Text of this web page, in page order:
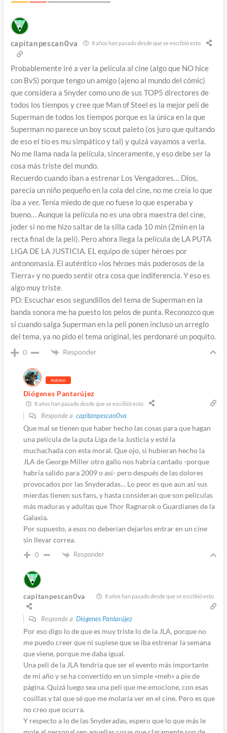
capitanpescan0va 8 años han pasado desde que se escribió esto
Probablemente iré a ver la película al cine (algo que NO hice
con BvS) porque tengo un amigo (ajeno al mundo del cómic)
que considera a Snyder como uno de sus TOP5 directores de
todos los tiempos y cree que Man of Steel es la mejor peli de
Superman de todos los tiempos porque es la única en la que
Superman no parece un boy scout paleto (os juro que quitando
de eso el tío es mu simpático y tal) y quizá vayamos a verla.
No me llama nada la película, sinceramente, y eso debe ser la
cosa más triste del mundo.
Recuerdo cuando iban a estrenar Los Vengadores… Dios,
parecía un niño pequeño en la cola del cine, no me creía lo que
iba a ver. Tenía miedo de que no fuese lo que esperaba y
bueno… Aunque la película no es una obra maestra del cine,
joder si no me hizo saltar de la silla cada 10 min (2min en la
recta final de la peli). Pero ahora llega la película de LA PUTA
LIGA DE LA JUSTICIA. EL equipo de súper héroes por
antonomasia. El auténtico «los héroes más poderosos de la
Tierra» y no puedo sentir otra cosa que indiferencia. Y eso es
algo muy triste.
PD: Escuchar esos segundillos del tema de Superman en la
banda sonora me ha puesto los pelos de punta. Reconozco que
si cuando salga Superman en la peli ponen incluso un arreglo
del tema, ya no pido el tema original, les perdonaré un poquito.
0 Responder
Admin
Diógenes Pantarújez
8 años han pasado desde que se escribió esto
Responde a capitanpescan0va
Que mal se tienen que haber hecho las cosas para que hagan
una película de la puta Liga de la Justicia y esté la
muchachada con esta moral. Que ojo, si hubieran hecho la
JLA de George Miller otro gallo nos habría cantado -porque
habría salido para 2009 o así- pero después de las dolores
provocados por las Snyderadas… Lo peor es que aun así sus
mierdas tienen sus fans, y hasta consideran que son películas
más maduras y adultas que Thor Ragnarok o Guardianes de la
Galaxia.
Por supuesto, a esos no deberían dejarlos entrar en un cine
sin llevar correa.
0 Responder
capitanpescan0va 8 años han pasado desde que se escribió esto
Responde a Diógenes Pantarújez
Por eso digo lo de que es muy triste lo de la JLA, porque no
me puedo creer que ni supiese que se iba estrenar la semana
que viene, porque me daba igual.
Una peli de la JLA tendría que ser el evento más importante
de mi año y se ha convertido en un simple «meh» a pie de
página. Quizá luego sea una peli que me emocione, con esas
cosillas y tal que sé que me molaría ver en el cine. Pero es que
no creo que ocurra.
Y respecto a lo de las Snyderadas, espero que lo que más le